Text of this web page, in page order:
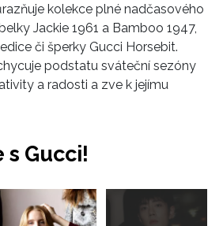
kolekce plné nadčasového
Jackie 1961 a Bamboo 1947,
či šperky Gucci Horsebit.
podstatu sváteční sezóny
a radosti a zve k jejímu
s Gucci!
do